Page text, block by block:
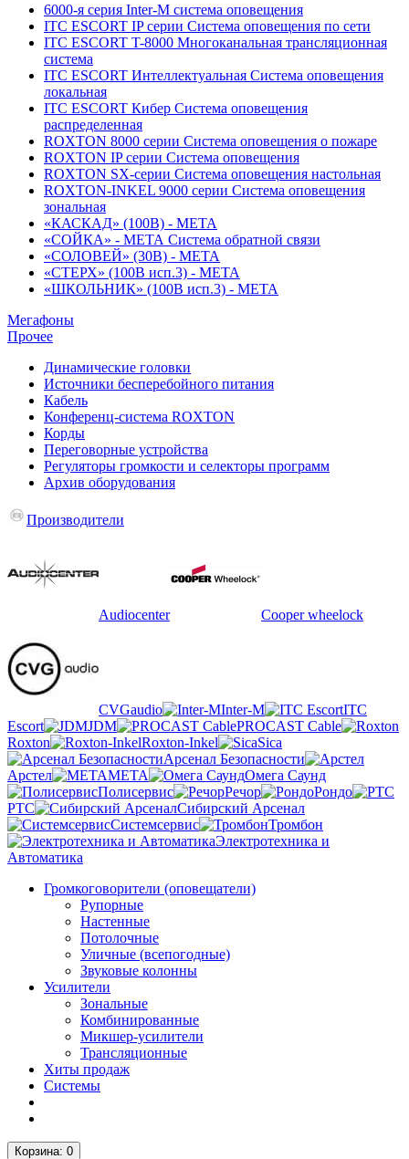
6000-я серия Inter-M система оповещения
ITC ESCORT IP серии Система оповещения по сети
ITC ESCORT T-8000 Многоканальная трансляционная
система
ITC ESCORT Интеллектуальная Система оповещения
локальная
ITC ESCORT Кибер Система оповещения
распределенная
ROXTON 8000 серии Система оповещения о пожаре
ROXTON IP серии Система оповещения
ROXTON SX-серии Система оповещения настольная
ROXTON-INKEL 9000 серии Система оповещения
зональная
«КАСКАД» (100В) - МЕТА
«СОЙКА» - МЕТА Система обратной связи
«СОЛОВЕЙ» (30В) - МЕТА
«СТЕРХ» (100В исп.3) - МЕТА
«ШКОЛЬНИК» (100В исп.3) - МЕТА
Мегафоны
Прочее
Динамические головки
Источники бесперебойного питания
Кабель
Конференц-система ROXTON
Корды
Переговорные устройства
Регуляторы громкости и селекторы программ
Архив оборудования
Производители
Audiocenter Cooper wheelock
CVGaudio Inter-M
ITC
Escort
JDM
PROCAST Cable
Roxton
Roxton-Inkel
Sica
Арсенал Безопасности
Арстел
МЕТА
Омега Саунд
Полисервис
Речор
Рондо
РТС
Сибирский Арсенал
Системсервис
Тромбон
Электротехника и
Автоматика
Громкоговорители (оповещатели)
Рупорные
Настенные
Потолочные
Уличные (всепогодные)
Звуковые колонны
Усилители
Зональные
Комбинированные
Микшер-усилители
Трансляционные
Хиты продаж
Системы
Корзина: 0